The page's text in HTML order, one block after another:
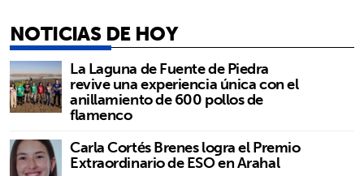
NOTICIAS DE HOY
La Laguna de Fuente de Piedra
revive una experiencia única con el
anillamiento de 600 pollos de
flamenco
Carla Cortés Brenes logra el Premio
Extraordinario de ESO en Arahal